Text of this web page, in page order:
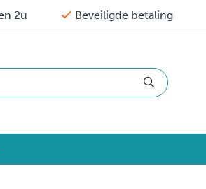
2u Beveiligde betaling